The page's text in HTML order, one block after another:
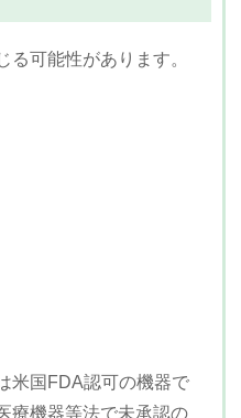
る可能性があります。
米国FDA認可の機器で
療機器等法で未承認の